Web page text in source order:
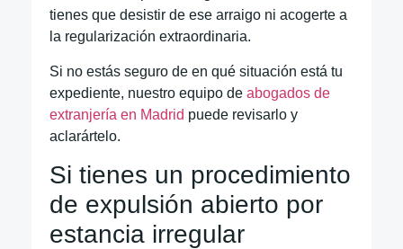
tienes que desistir de ese arraigo ni acogerte a
la regularización extraordinaria.
Si no estás seguro de en qué situación está tu
expediente, nuestro equipo de abogados de
extranjería en Madrid puede revisarlo y
aclarártelo.
Si tienes un procedimiento
de expulsión abierto por
estancia irregular